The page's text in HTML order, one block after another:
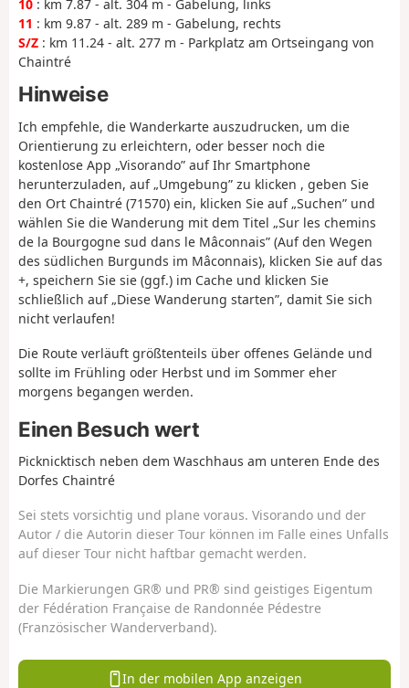
10 : km 7.87 - alt. 304 m - Gabelung, links
11 : km 9.87 - alt. 289 m - Gabelung, rechts
S/Z : km 11.24 - alt. 277 m - Parkplatz am Ortseingang von
Chaintré
Hinweise
Ich empfehle, die Wanderkarte auszudrucken, um die
Orientierung zu erleichtern, oder besser noch die
kostenlose App „Visorando” auf Ihr Smartphone
herunterzuladen, auf „Umgebung” zu klicken , geben Sie
den Ort Chaintré (71570) ein, klicken Sie auf „Suchen” und
wählen Sie die Wanderung mit dem Titel „Sur les chemins
de la Bourgogne sud dans le Mâconnais” (Auf den Wegen
des südlichen Burgunds im Mâconnais), klicken Sie auf das
+, speichern Sie sie (ggf.) im Cache und klicken Sie
schließlich auf „Diese Wanderung starten”, damit Sie sich
nicht verlaufen!
Die Route verläuft größtenteils über offenes Gelände und
sollte im Frühling oder Herbst und im Sommer eher
morgens begangen werden.
Einen Besuch wert
Picknicktisch neben dem Waschhaus am unteren Ende des
Dorfes Chaintré
Sei stets vorsichtig und plane voraus. Visorando und der
Autor / die Autorin dieser Tour können im Falle eines Unfalls
auf dieser Tour nicht haftbar gemacht werden.
Die Markierungen GR® und PR® sind geistiges Eigentum
der Fédération Française de Randonnée Pédestre
(Französischer Wanderverband).
In der mobilen App anzeigen